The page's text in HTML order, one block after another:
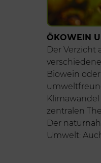
ÖKOWEIN
Der Verzicht
Biowein
zentralen
Der
Umwelt: